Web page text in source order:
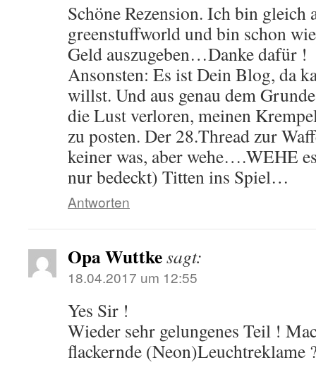
Schöne Rezension. Ich bin gleich
greenstuffworld und bin schon
Geld auszugeben…Danke dafür !
Ansonsten: Es ist Dein Blog, da
willst. Und aus genau dem
die Lust verloren, meinen
zu posten. Der 28.Thread zur
keiner was, aber wehe….WEHE
nur bedeckt) Titten ins Spiel…
Antworten
Opa Wuttkesagt:
18.04.2017 um 12:55
Yes Sir !
Wieder sehr gelungenes Teil !
flackernde (Neon)Leuchtreklame